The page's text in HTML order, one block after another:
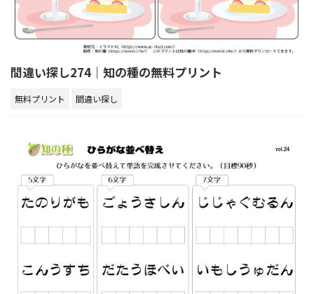
間違い探し274｜知の種の無料プリント
無料プリント 間違い探し